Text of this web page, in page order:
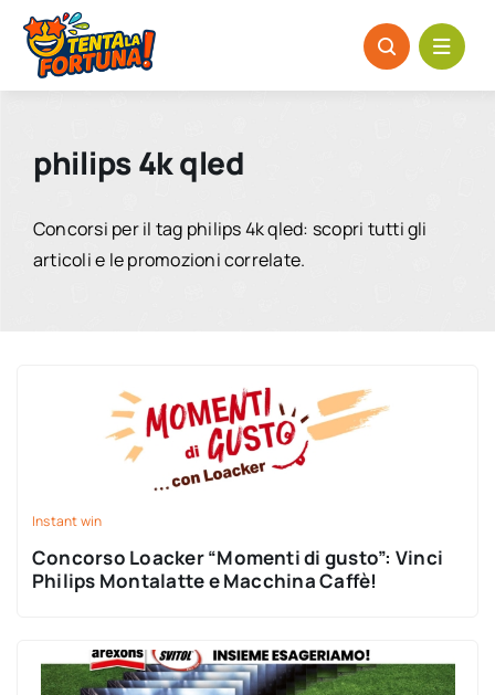
Salta
contenuto
philips 4k qled
Concorsi per il tag philips 4k qled: scopri tutti gli
articoli e le promozioni correlate.
Instant win
Concorso Loacker “Momenti di gusto”: Vinci
Philips Montalatte e Macchina Caffè!